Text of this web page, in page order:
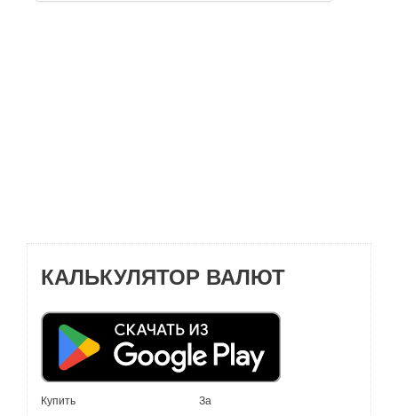
КАЛЬКУЛЯТОР ВАЛЮТ
Купить За